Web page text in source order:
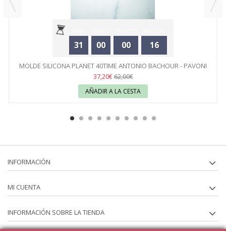
31 00 00 16
MOLDE SILICONA PLANET 40TIME ANTONIO BACHOUR - PAVONI
37,20€62,00€
AÑADIR A LA CESTA
INFORMACIÓN
MI CUENTA
INFORMACIÓN SOBRE LA TIENDA